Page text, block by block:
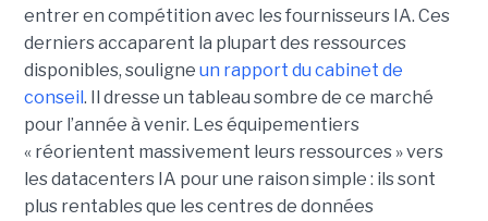
entrer en compétition avec les fournisseurs IA. Ces
derniers accaparent la plupart des ressources
disponibles, souligne un rapport du cabinet de
conseil. Il dresse un tableau sombre de ce marché
pour l’année à venir. Les équipementiers
« réorientent massivement leurs ressources » vers
les datacenters IA pour une raison simple : ils sont
plus rentables que les centres de données